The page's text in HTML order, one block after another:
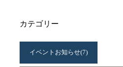
カテゴリー
イベントお知らせ(7)